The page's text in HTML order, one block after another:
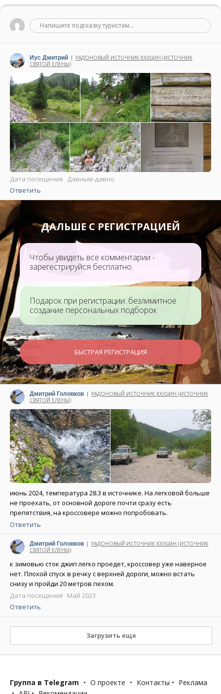
Напишите подсказку туристам...
Иус Дмитрий | РАДОНОВЫЙ ИСТОЧНИК КХУЦИН (ИСТОЧНИК
СВЯТОЙ ЕЛЕНЫ)
Дата посещения Давным-давно
Ответить
ДАЛЬШЕ С РЕГИСТРАЦИЕЙ
Чтобы увидеть все комментарии -
зарегестрируйся бесплатно.
Подарок при регистрации: безлимитное
создание персональных подборок
БЫСТРАЯ РЕГИСТРАЦИЯ
Дмитрий Головков | РАДОНОВЫЙ ИСТОЧНИК КХУЦИН (ИСТОЧНИК
СВЯТОЙ ЕЛЕНЫ)
июнь 2024, температура 28.3 в источнике. На легковой больше
не проехать, от основной дороге почти сразу есть
препятствия, на кроссовере можно попробовать.
Ответить
Дмитрий Головков | РАДОНОВЫЙ ИСТОЧНИК КХУЦИН (ИСТОЧНИК
СВЯТОЙ ЕЛЕНЫ)
к зимовью сток джип легко проедет, кроссовер уже наверное
нет. Плохой спуск в речку с верхней дороги, можно встать
снизу и пройди 20 метров пехом.
Дата посещения Май 2023
Ответить
Загрузить еще
Группа в Telegram • О проекте • Контакты • Реклама